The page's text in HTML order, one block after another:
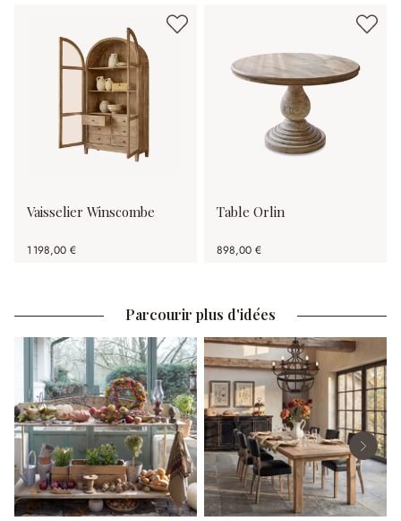
Vaisselier Winscombe
1 198,00 €
Table Orlin
898,00 €
Parcourir plus d'idées